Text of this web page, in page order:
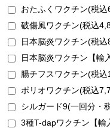
おたふくワクチン(税
破傷風ワクチン(税込
日本脳炎ワクチン(税
日本脳炎ワクチン【輸
腸チフスワクチン(税
ポリオワクチン(税込
シルガード9(一回分・
3種T-dapワクチン【